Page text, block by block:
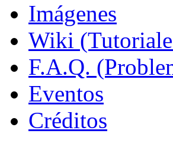
Imágenes
Wiki
F.A.Q.
Eventos
Créditos